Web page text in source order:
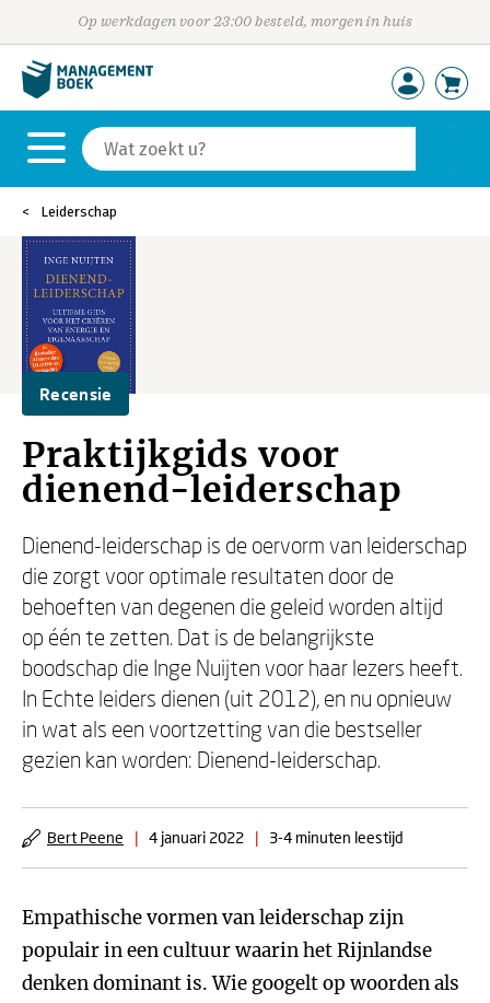
Op werkdagen voor 23:00 besteld, morgen in huis
Leiderschap
Recensie
Praktijkgids voor
dienend-leiderschap
Dienend-leiderschap is de oervorm van leiderschap
die zorgt voor optimale resultaten door de
behoeften van degenen die geleid worden altijd
op één te zetten. Dat is de belangrijkste
boodschap die Inge Nuijten voor haar lezers heeft.
In Echte leiders dienen (uit 2012), en nu opnieuw
in wat als een voortzetting van die bestseller
gezien kan worden: Dienend-leiderschap.
Bert Peene | 4 januari 2022 | 3-4 minuten leestijd
Empathische vormen van leiderschap zijn
populair in een cultuur waarin het Rijnlandse
denken dominant is. Wie googelt op woorden als